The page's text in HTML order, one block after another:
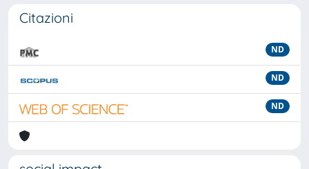
Citazioni
ND
ND
ND